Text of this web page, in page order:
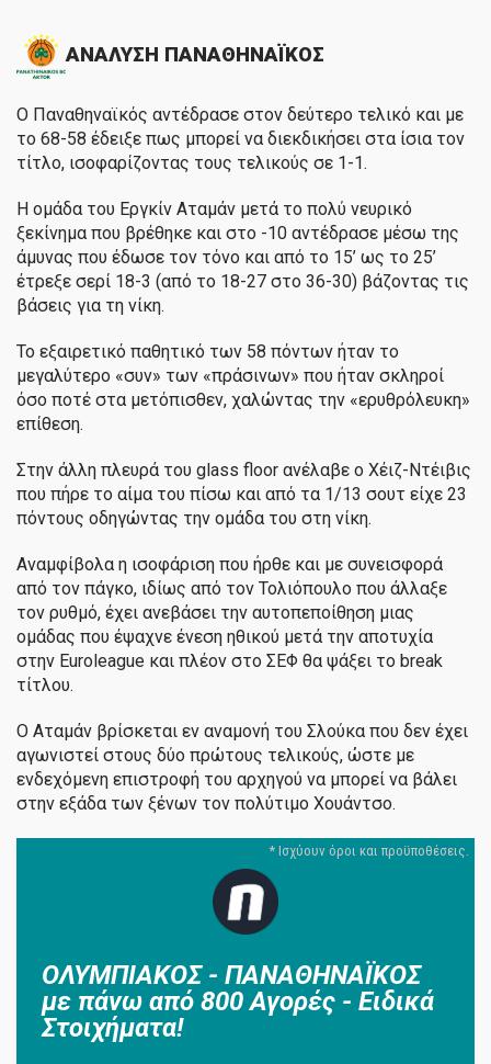
ΑΝΑΛΥΣΗ ΠΑΝΑΘΗΝΑΪΚΟΣ
Ο Παναθηναϊκός αντέδρασε στον δεύτερο τελικό και με
το 68-58 έδειξε πως μπορεί να διεκδικήσει στα ίσια τον
τίτλο, ισοφαρίζοντας τους τελικούς σε 1-1.
Η ομάδα του Εργκίν Αταμάν μετά το πολύ νευρικό
ξεκίνημα που βρέθηκε και στο -10 αντέδρασε μέσω της
άμυνας που έδωσε τον τόνο και από το 15’ ως το 25’
έτρεξε σερί 18-3 (από το 18-27 στο 36-30) βάζοντας τις
βάσεις για τη νίκη.
Το εξαιρετικό παθητικό των 58 πόντων ήταν το
μεγαλύτερο «συν» των «πράσινων» που ήταν σκληροί
όσο ποτέ στα μετόπισθεν, χαλώντας την «ερυθρόλευκη»
επίθεση.
Στην άλλη πλευρά του glass floor ανέλαβε ο Χέιζ-Ντέιβις
που πήρε το αίμα του πίσω και από τα 1/13 σουτ είχε 23
πόντους οδηγώντας την ομάδα του στη νίκη.
Αναμφίβολα η ισοφάριση που ήρθε και με συνεισφορά
από τον πάγκο, ιδίως από τον Τολιόπουλο που άλλαξε
τον ρυθμό, έχει ανεβάσει την αυτοπεποίθηση μιας
ομάδας που έψαχνε ένεση ηθικού μετά την αποτυχία
στην Euroleague και πλέον στο ΣΕΦ θα ψάξει το break
τίτλου.
Ο Αταμάν βρίσκεται εν αναμονή του Σλούκα που δεν έχει
αγωνιστεί στους δύο πρώτους τελικούς, ώστε με
ενδεχόμενη επιστροφή του αρχηγού να μπορεί να βάλει
στην εξάδα των ξένων τον πολύτιμο Χουάντσο.
ΟΛΥΜΠΙΑΚΟΣ - ΠΑΝΑΘΗΝΑΪΚΟΣ
με πάνω από 800 Αγορές - Ειδικά
Στοιχήματα!